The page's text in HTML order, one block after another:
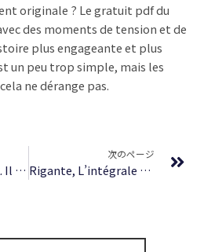
originale ? Le gratuit pdf du
des moments de tension et de
plus engageante et plus
un peu trop simple, mais les
ne dérange pas.
Arthur Spiderwick. Il libro dei segreti : Ebook Gratis
次のページ
Rigante, L’intégrale – Volume 1 | [EPUB, PDF, E-Book]